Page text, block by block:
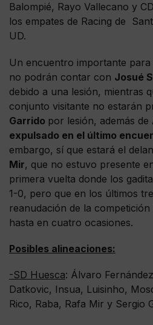
Balompié, Rayo Vallecano y
los empates de Racing de
UD.
Un encuentro importante
no podrán contar con Josué
debido a una lesión, mientras
conjunto visitante no estarán
Garrido por lesión, además de
expulsado en el último
embargo, sí que estará el
Mir, que no estuvo presente
primera vuelta donde los
1-0, pero que en los últimos
reanudación de la
hasta en cuatro ocasiones.
Posibles alineaciones:
-SD Huesca: Álvaro
Datkovic, Insua, Luisinho,
Rico, Raba, Rafa Mir y Sergio